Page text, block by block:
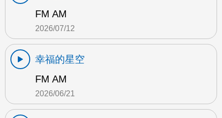
FM AM
2026/07/12
幸福的星空
FM AM
2026/06/21